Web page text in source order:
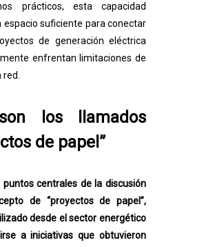
prácticos, esta capacidad
espacio suficiente para conectar
de generación eléctrica
enfrentan limitaciones de
los llamados
de papel”
puntos centrales de la discusión
de “proyectos de papel”,
desde el sector energético
a iniciativas que obtuvieron